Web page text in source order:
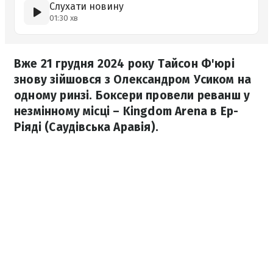
Слухати новину
01:30 хв
Вже 21 грудня 2024 року Тайсон Ф'юрі
знову зійшовся з Олександром Усиком на
одному ринзі. Боксери провели реванш у
незмінному місці – Kingdom Arena в Ер-
Ріяді (Саудівська Аравія).